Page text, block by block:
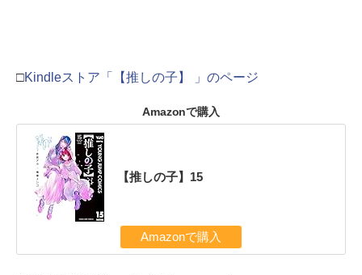
□Kindleストア「【推しの子】 」のページ
Amazonで購入
【推しの子】15
Amazonで購入